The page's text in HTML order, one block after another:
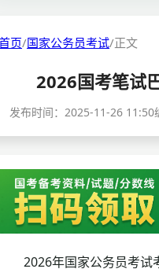
准考证打印
考试政策
成绩查询
分数线
资格复审
面试补录
警
教
国
页/国家公务员考试/正文
2026国考笔试
发布时间： 2025-11-26 11:50
年国家公务员考试考